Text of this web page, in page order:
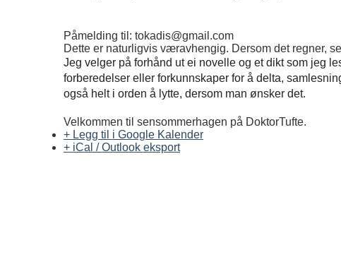
Påmelding til: tokadis@gmail.com
Dette er naturligvis væravhengig. Dersom det regner,
Jeg velger på forhånd ut ei novelle og et dikt som jeg
forberedelser eller forkunnskaper for å delta,
også helt i orden å lytte, dersom man ønsker det.
Velkommen til sensommerhagen på DoktorTufte.
+ Legg til i Google Kalender
+ iCal / Outlook eksport